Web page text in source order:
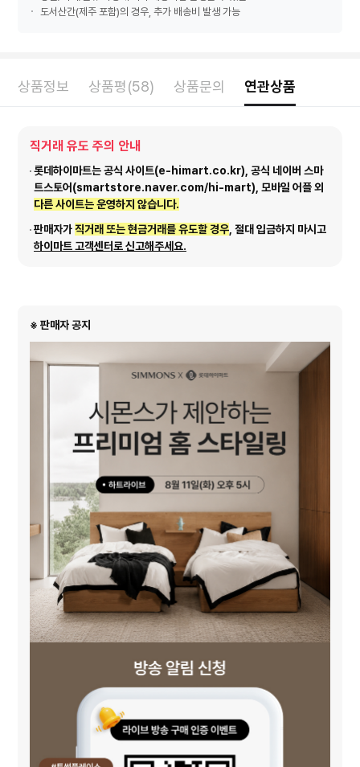
도서산간(제주 포함)의 경우, 추가 배송비 발생 가능
상품정보 상품평(58) 상품문의 연관상품
직거래 유도 주의 안내
롯데하이마트는 공식 사이트(e-himart.co.kr), 공식 네이버 스마
트스토어(smartstore.naver.com/hi-mart), 모바일 어플 외
다른 사이트는 운영하지 않습니다.
판매자가직거래 또는 현금거래를 유도할 경우 , 절대 입금하지 마시고
하이마트 고객센터로 신고해주세요.
※ 판매자 공지